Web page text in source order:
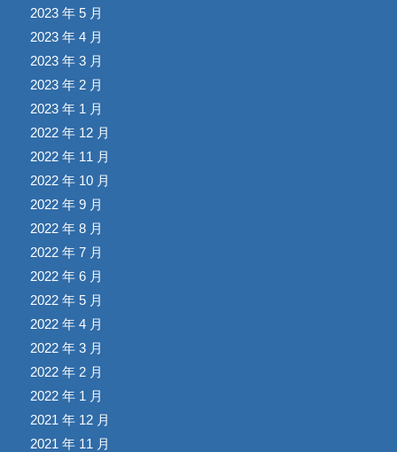
2023 年 5 月
2023 年 4 月
2023 年 3 月
2023 年 2 月
2023 年 1 月
2022 年 12 月
2022 年 11 月
2022 年 10 月
2022 年 9 月
2022 年 8 月
2022 年 7 月
2022 年 6 月
2022 年 5 月
2022 年 4 月
2022 年 3 月
2022 年 2 月
2022 年 1 月
2021 年 12 月
2021 年 11 月